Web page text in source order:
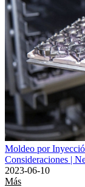
Moldeo por
Consideraciones |
2023-06-10
Más